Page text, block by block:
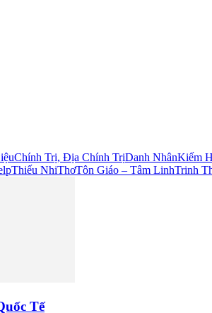
Chính Trị, Địa Chính TrịDanh NhânKiếm
Thiếu NhiThơTôn Giáo – Tâm LinhTrinh
Tế